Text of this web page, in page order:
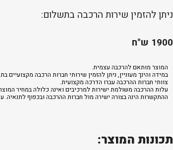
ניתן להזמין שירות הרכבה בתשלום:
1900 ש"ח
המוצר מותאם להרכבה עצמית.
במידה והינך מעוניין, ניתן להזמין שירותי חברות הרכבה
צוותי חברות ההרכבה עברו הדרכה מקצועית.
עלות ההרכבה משולמת ישירות למרכיבים ואינה כלולה במחיר
ההתקשרות הינה בצורה ישירה מול חברות ההרכבה ובכפוף לתנאיה.
תכונות המוצר: